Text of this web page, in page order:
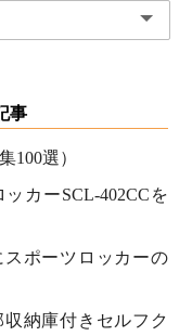
事
100選）
カーSCL-402CCを
スポーツロッカーの
収納庫付きセルフク